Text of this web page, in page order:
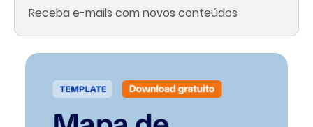
Receba e-mails com novos conteúdos